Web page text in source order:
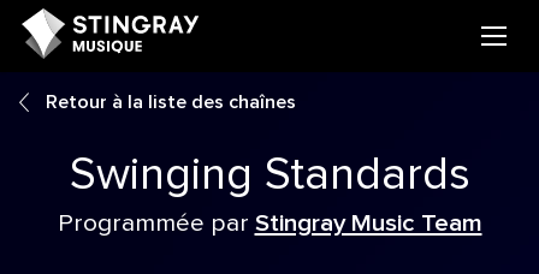
Retour à la liste des chaînes
Swinging Standards
Programmée par Stingray Music Team